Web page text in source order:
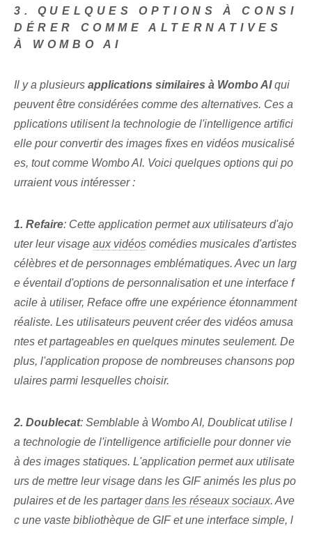
3. QUELQUES OPTIONS À CONSI
DÉRER COMME ALTERNATIVES
À WOMBO AI
Il y a plusieurs applications similaires à Wombo AIqui
peuvent être considérées comme des alternatives. Ces a
pplications utilisent la technologie de l'intelligence artifici
elle pour convertir des images fixes en vidéos musicalisé
es, tout comme Wombo AI. Voici quelques options qui po
urraient vous intéresser :
1. Refaire: Cette application permet aux utilisateurs d'ajo
uter leur visage aux vidéos comédies musicales d'artistes
célèbres et de personnages emblématiques. Avec un larg
e éventail d'options de personnalisation et une interface f
acile à utiliser, Reface offre une expérience étonnamment
réaliste. Les utilisateurs peuvent créer des vidéos amusa
ntes et partageables en quelques minutes seulement. De
plus, l'application propose de nombreuses chansons pop
ulaires parmi lesquelles choisir.
2. Doublecat: Semblable à Wombo AI, Doublicat utilise l
a technologie de l'intelligence artificielle pour donner vie
à des images statiques. L'application permet aux utilisate
urs de mettre leur visage dans les GIF animés les plus po
pulaires et de les partagerdans les réseaux sociaux. Ave
c une vaste bibliothèque de GIF et une interface simple, l